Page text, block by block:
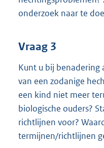
onderzoek naar te
Vraag 3
Kunt u bij benadering
van een zodanige
een kind niet meer
biologische ouders?
richtlijnen voor?
termijnen/richtlijnen